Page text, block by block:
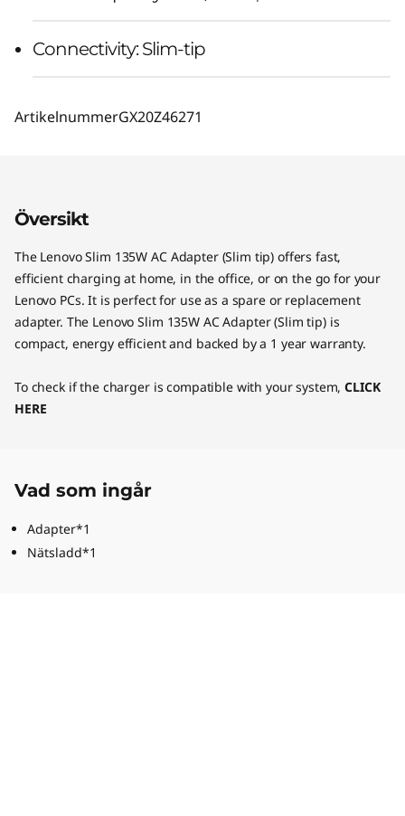
Connectivity: Slim-tip
ArtikelnummerGX20Z46271
Översikt
The Lenovo Slim 135W AC Adapter (Slim tip) offers fast,
efficient charging at home, in the office, or on the go for your
Lenovo PCs. It is perfect for use as a spare or replacement
adapter. The Lenovo Slim 135W AC Adapter (Slim tip) is
compact, energy efficient and backed by a 1 year warranty.
To check if the charger is compatible with your system,CLICK
HERE
Vad som ingår
Adapter*1
Nätsladd*1